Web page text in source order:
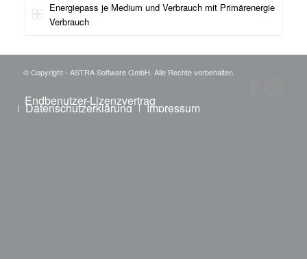
Energiepass je Medium und Verbrauch mit Primärenergie
Verbrauch
© Copyright - ASTRA Software GmbH. Alle Rechte vorbehalten.
Endbenutzer-Lizenzvertrag
Datenschutzerklärung Impressum